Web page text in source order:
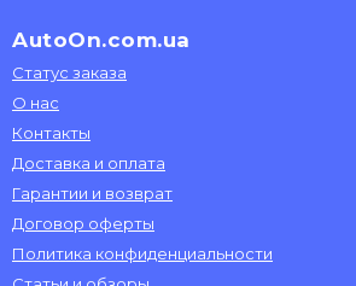
AutoOn.com.ua
Статус заказа
О нас
Контакты
Доставка и оплата
Гарантии и возврат
Договор оферты
Политика конфиденциальности